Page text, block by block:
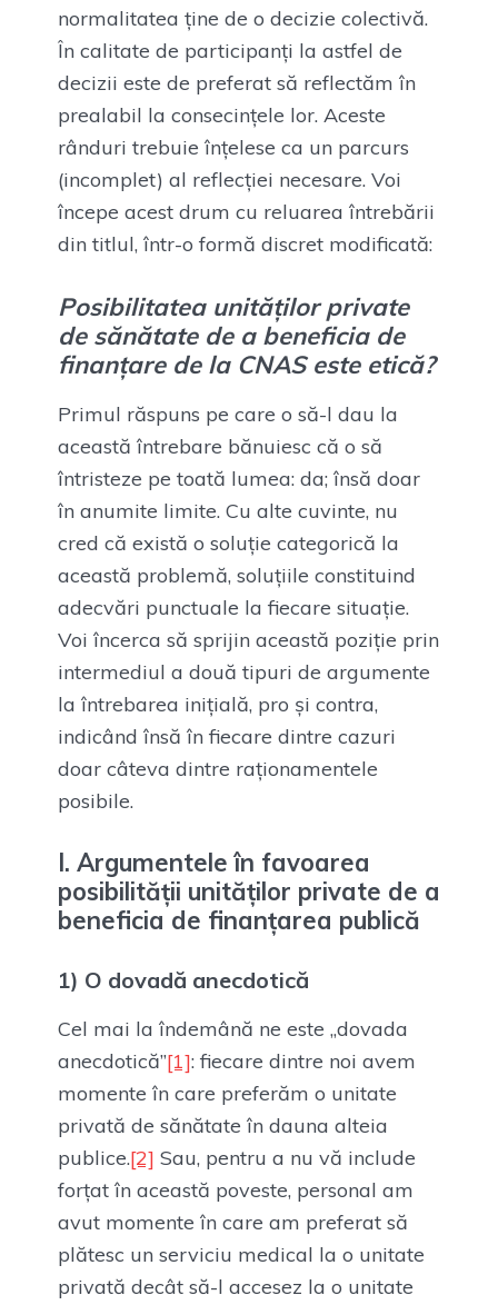
normalitatea ține de o decizie colectivă.
În calitate de participanți la astfel de
decizii este de preferat să reflectăm în
prealabil la consecințele lor. Aceste
rânduri trebuie înțelese ca un parcurs
(incomplet) al reflecției necesare. Voi
începe acest drum cu reluarea întrebării
din titlul, într-o formă discret modificată:
Posibilitatea unităților private
de sănătate de a beneficia de
finanțare de la CNAS este etică?
Primul răspuns pe care o să-l dau la
această întrebare bănuiesc că o să
întristeze pe toată lumea: da; însă doar
în anumite limite. Cu alte cuvinte, nu
cred că există o soluție categorică la
această problemă, soluțiile constituind
adecvări punctuale la fiecare situație.
Voi încerca să sprijin această poziție prin
intermediul a două tipuri de argumente
la întrebarea inițială, pro și contra,
indicând însă în fiecare dintre cazuri
doar câteva dintre raționamentele
posibile.
I. Argumentele în favoarea
posibilității unităților private de a
beneficia de finanțarea publică
1) O dovadă anecdotică
Cel mai la îndemână ne este „dovada
anecdotică”[1]: fiecare dintre noi avem
momente în care preferăm o unitate
privată de sănătate în dauna alteia
publice.[2] Sau, pentru a nu vă include
forțat în această poveste, personal am
avut momente în care am preferat să
plătesc un serviciu medical la o unitate
privată decât să-l accesez la o unitate